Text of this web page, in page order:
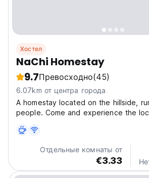
Хостел
NaChi Homestay
9.7Превосходно(45)
6.07km от центра города
A homestay located on the hillside,
people. Come and experience the
close to nature and quiet, it will
trip more lively and meaningful! You
Отдельные комнаты от
€3.33